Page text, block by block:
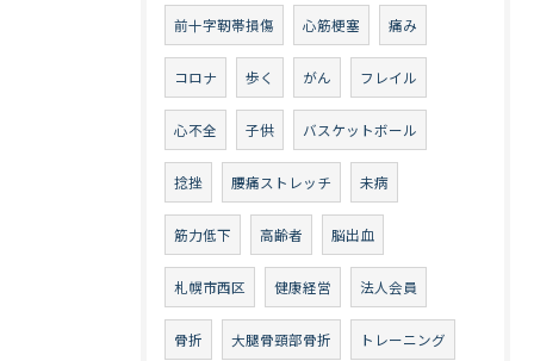
前十字靭帯損傷 心筋梗塞 痛み
コロナ 歩く がん フレイル
心不全 子供 バスケットボール
捻挫 腰痛ストレッチ 未病
筋力低下 高齢者 脳出血
札幌市西区 健康経営 法人会員
骨折 大腿骨頸部骨折 トレーニング